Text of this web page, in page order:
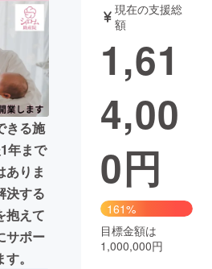
ガジェット
書籍・雑誌
チャレンジ
域活性化
Good
CAMPFIRE Creation
納税
コミュニティ
きる施
年まで
ありま
決する
抱えて
サポー
。
現在の支援総
額
1,61
4,00
0円
161%
目標金額は
1,000,000円